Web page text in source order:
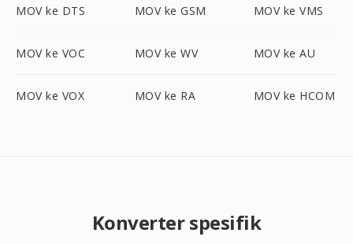
MOV ke DTS MOV ke GSM MOV ke VMS
MOV ke VOC MOV ke WV MOV ke AU
MOV ke VOX MOV ke RA MOV ke HCOM
Konverter spesifik